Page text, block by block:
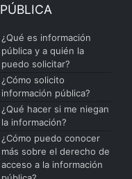
PÚBLICA
¿Qué es información
pública y a quién la
puedo solicitar?
¿Cómo solicito
información pública?
¿Qué hacer si me niegan
la información?
¿Cómo puedo conocer
más sobre el derecho de
acceso a la información